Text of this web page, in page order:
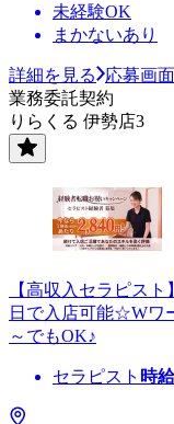
未経験OK
まかないあり
詳細を見る
応募画
業務委託契約
りらくる 伊勢店3
【高収入セラピス
日で入店可能☆Wワ
～でもOK♪
セラピスト 時給